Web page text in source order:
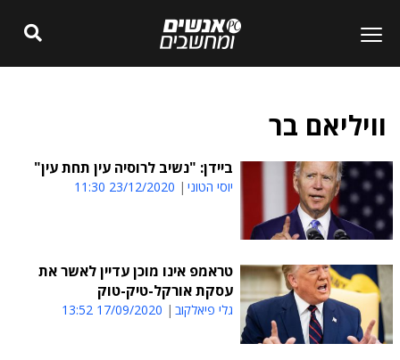
וויליאם בר
ביידן: "נשיב לרוסיה עין תחת עין"
יוסי הטוני 23/12/2020 11:30
טראמפ אינו מוכן עדיין לאשר את
עסקת אורקל-טיק-טוק
גלי פיאלקוב 17/09/2020 13:52